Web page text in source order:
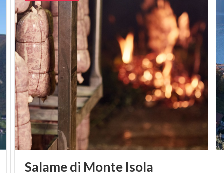
Salamedi Monte Isola